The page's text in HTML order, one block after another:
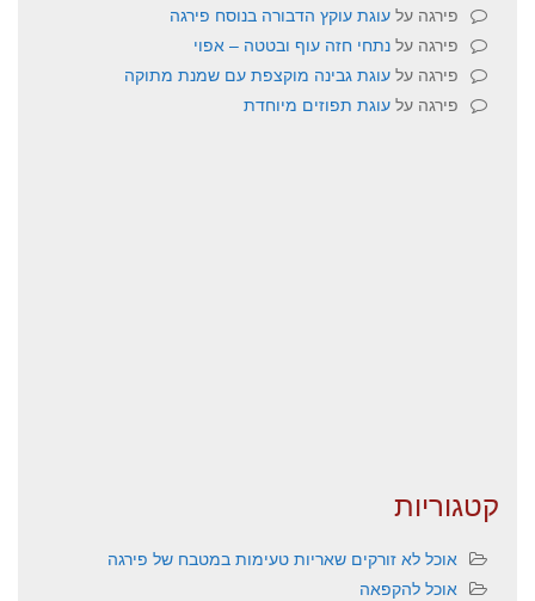
פירגה על עוגת עוקץ הדבורה בנוסח פירגה
פירגה על נתחי חזה עוף ובטטה – אפוי
פירגה על עוגת גבינה מוקצפת עם שמנת מתוקה
פירגה על עוגת תפוזים מיוחדת
קטגוריות
אוכל לא זורקים שאריות טעימות במטבח של פירגה
אוכל להקפאה